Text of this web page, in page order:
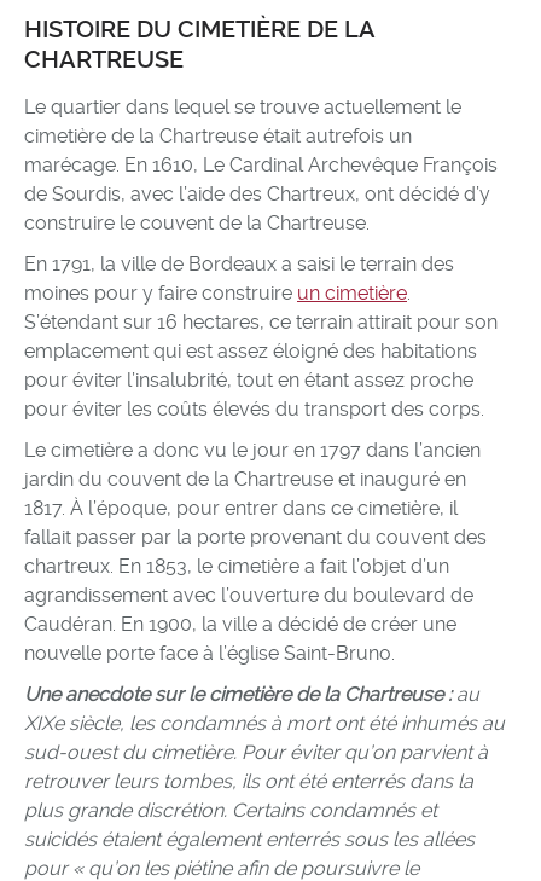
HISTOIRE DU CIMETIÈRE DE LA
CHARTREUSE
Le quartier dans lequel se trouve actuellement le
cimetière de la Chartreuse était autrefois un
marécage. En 1610, Le Cardinal Archevêque François
de Sourdis, avec l’aide des Chartreux, ont décidé d’y
construire le couvent de la Chartreuse.
En 1791, la ville de Bordeaux a saisi le terrain des
moines pour y faire construire un cimetière.
S’étendant sur 16 hectares, ce terrain attirait pour son
emplacement qui est assez éloigné des habitations
pour éviter l’insalubrité, tout en étant assez proche
pour éviter les coûts élevés du transport des corps.
Le cimetière a donc vu le jour en 1797 dans l’ancien
jardin du couvent de la Chartreuse et inauguré en
1817. À l’époque, pour entrer dans ce cimetière, il
fallait passer par la porte provenant du couvent des
chartreux. En 1853, le cimetière a fait l’objet d’un
agrandissement avec l’ouverture du boulevard de
Caudéran. En 1900, la ville a décidé de créer une
nouvelle porte face à l’église Saint-Bruno.
Une anecdote sur le cimetière de la Chartreuse :au
XIXe siècle, les condamnés à mort ont été inhumés au
sud-ouest du cimetière. Pour éviter qu’on parvient à
retrouver leurs tombes, ils ont été enterrés dans la
plus grande discrétion. Certains condamnés et
suicidés étaient également enterrés sous les allées
pour « qu’on les piétine afin de poursuivre le